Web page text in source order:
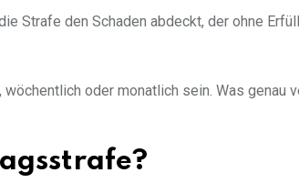
Strafe den Schaden abdeckt, der ohne
oder monatlich sein. Was genau